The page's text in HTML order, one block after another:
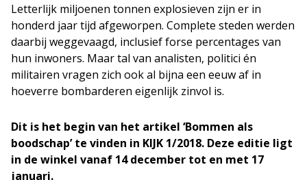
Letterlijk miljoenen tonnen explosieven zijn er in
honderd jaar tijd afgeworpen. Complete steden werden
daarbij weggevaagd, inclusief forse percentages van
hun inwoners. Maar tal van analisten, politici én
militairen vragen zich ook al bijna een eeuw af in
hoeverre bombarderen eigenlijk zinvol is.
Dit is het begin van het artikel ‘Bommen als
boodschap’ te vinden in KIJK 1/2018. Deze editie ligt
in de winkel vanaf 14 december tot en met 17
januari.